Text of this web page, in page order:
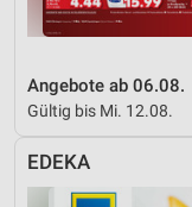
Angebote ab 06.08.
Gültig bis Mi. 12.08.
EDEKA